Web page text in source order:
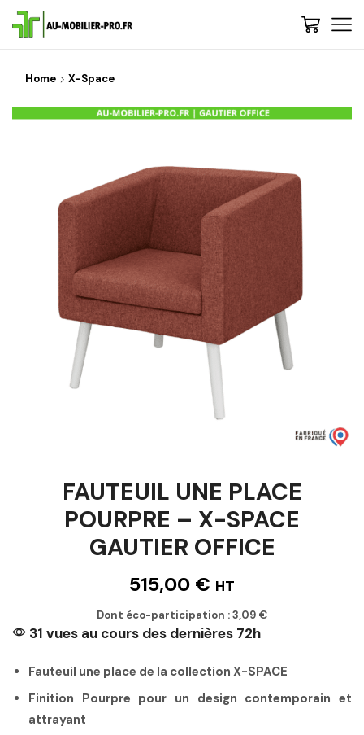
Home X-Space
FAUTEUIL UNE PLACE
POURPRE – X-SPACE
GAUTIER OFFICE
515,00 € HT
Dont éco-participation :3,09 €
31 vues au cours des dernières 72h
Fauteuil une place de la collection X-SPACE
Finition Pourpre pour un design contemporain et
attrayant